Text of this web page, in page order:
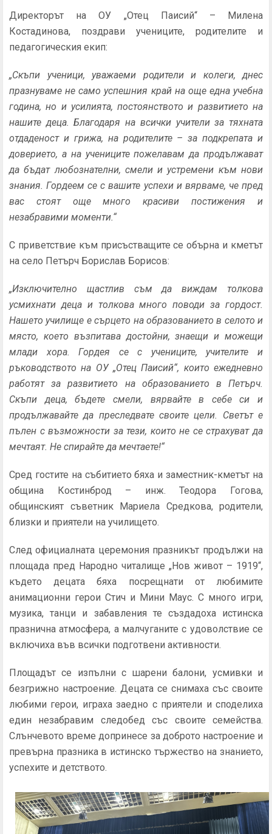
Директорът на ОУ „Отец Паисий“ – Милена
Костадинова, поздрави учениците, родителите и
педагогическия екип:
„Скъпи ученици, уважаеми родители и колеги, днес
празнуваме не само успешния край на още една учебна
година, но и усилията, постоянството и развитието на
нашите деца. Благодаря на всички учители за тяхната
отдаденост и грижа, на родителите – за подкрепата и
доверието, а на учениците пожелавам да продължават
да бъдат любознателни, смели и устремени към нови
знания. Гордеем се с вашите успехи и вярваме, че пред
вас стоят още много красиви постижения и
незабравими моменти.“
С приветствие към присъстващите се обърна и кметът
на село Петърч Борислав Борисов:
„Изключително щастлив съм да виждам толкова
усмихнати деца и толкова много поводи за гордост.
Нашето училище е сърцето на образованието в селото и
място, което възпитава достойни, знаещи и можещи
млади хора. Гордея се с учениците, учителите и
ръководството на ОУ „Отец Паисий“, които ежедневно
работят за развитието на образованието в Петърч.
Скъпи деца, бъдете смели, вярвайте в себе си и
продължавайте да преследвате своите цели. Светът е
пълен с възможности за тези, които не се страхуват да
мечтаят. Не спирайте да мечтаете!“
Сред гостите на събитието бяха и заместник-кметът на
община Костинброд – инж. Теодора Гогова,
общинският съветник Мариела Средкова, родители,
близки и приятели на училището.
След официалната церемония празникът продължи на
площада пред Народно читалище „Нов живот – 1919“,
където децата бяха посрещнати от любимите
анимационни герои Стич и Мини Маус. С много игри,
музика, танци и забавления те създадоха истинска
празнична атмосфера, а малчуганите с удоволствие се
включиха във всички подготвени активности.
Площадът се изпълни с шарени балони, усмивки и
безгрижно настроение. Децата се снимаха със своите
любими герои, играха заедно с приятели и споделиха
един незабравим следобед със своите семейства.
Слънчевото време допринесе за доброто настроение и
превърна празника в истинско тържество на знанието,
успехите и детството.